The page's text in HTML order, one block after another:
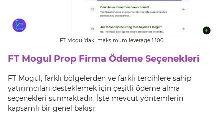
FT Mogul’daki maksimum leverage 1:100
FT Mogul Prop Firma Ödeme Seçenekleri
FT Mogul, farklı bölgelerden ve farklı tercihlere sahip
yatırımcıları desteklemek için çeşitli ödeme alma
seçenekleri sunmaktadır. İşte mevcut yöntemlerin
kapsamlı bir genel bakışı: